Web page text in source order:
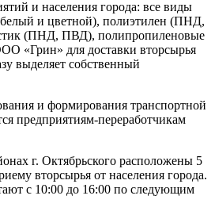
и населения города: все виды
и цветной), полиэтилен (ПНД,
(ПНД, ПВД), полипропиленовые
«Грин» для доставки вторсырья
выделяет собственный
и формирования транспортной
предприятиям-переработчикам
г. Октябрьского расположены 5
вторсырья от населения города.
с 10:00 до 16:00 по следующим